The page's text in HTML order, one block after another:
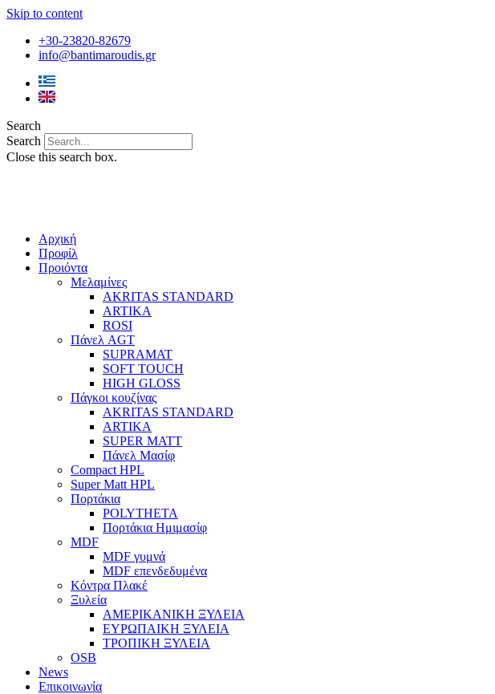
Skip to content
+30-23820-82679
info@bantimaroudis.gr
Search
Search
Close this search box.
Αρχική
Προφίλ
Προιόντα
Μελαμίνες
AKRITAS STANDARD
ARTIKA
ROSI
Πάνελ AGT
SUPRAMAT
SOFT TOUCH
HIGH GLOSS
Πάγκοι κουζίνας
AKRITAS STANDARD
ARTIKA
SUPER MATT
Πάνελ Μασίφ
Compact HPL
Super Matt HPL
Πορτάκια
POLYTHETA
Πορτάκια Ημιμασίφ
MDF
MDF γυμνά
MDF επενδεδυμένα
Κόντρα Πλακέ
Ξυλεία
ΑΜΕΡΙΚΑΝΙΚΗ ΞΥΛΕΙΑ
ΕΥΡΩΠΑΙΚΗ ΞΥΛΕΙΑ
ΤΡΟΠΙΚΗ ΞΥΛΕΙΑ
OSB
News
Επικοινωνία